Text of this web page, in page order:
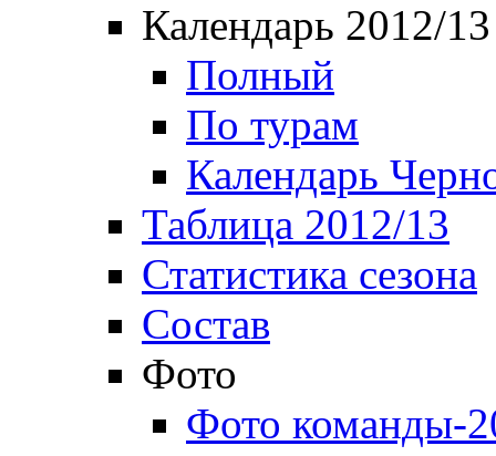
Календарь 2012/13
Полный
По турам
Календарь
Таблица 2012/13
Статистика сезона
Состав
Фото
Фото команды-